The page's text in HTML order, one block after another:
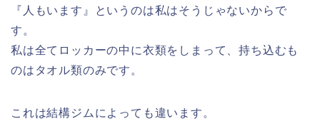
『人もいます』というのは私はそうじゃないからで
す。
私は全てロッカーの中に衣類をしまって、持ち込むも
のはタオル類のみです。
これは結構ジムによっても違います。